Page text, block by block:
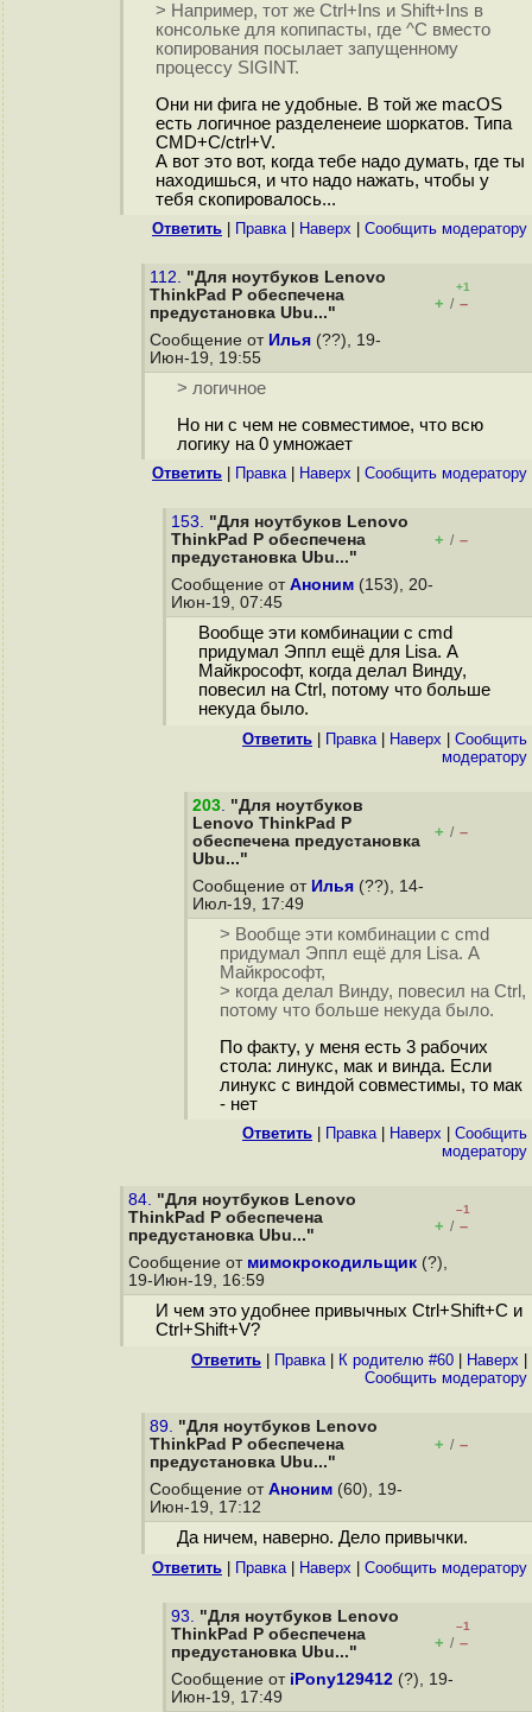
> Например, тот же Ctrl+Ins и Shift+Ins в
консольке для копипасты, где ^C вместо
копирования посылает запущенному
процессу SIGINT.
Они ни фига не удобные. В той же macOS
есть логичное разделенеие шоркатов. Типа
CMD+C/ctrl+V.
А вот это вот, когда тебе надо думать, где ты
находишься, и что надо нажать, чтобы у
тебя скопировалось...
Ответить Правка| Наверх Cообщить модератору
112. "Для ноутбуков Lenovo
ThinkPad P обеспечена
предустановка Ubu..."
+1
+ / –
Сообщение от Илья (??), 19-
Июн-19, 19:55
> логичное
Но ни с чем не совместимое, что всю
логику на 0 умножает
Ответить Правка| Наверх Cообщить модератору
153. "Для ноутбуков Lenovo
ThinkPad P обеспечена
предустановка Ubu..."
+ / –
Сообщение от Аноним (153), 20-
Июн-19, 07:45
Вообще эти комбинации с cmd
придумал Эппл ещё для Lisa. А
Майкрософт, когда делал Винду,
повесил на Ctrl, потому что больше
некуда было.
Ответить Правка| Наверх
Cообщить
модератору
203. "Для ноутбуков
Lenovo ThinkPad P
обеспечена предустановка
Ubu..."
+ / –
Сообщение от Илья (??), 14-
Июл-19, 17:49
> Вообще эти комбинации с cmd
придумал Эппл ещё для Lisa. А
Майкрософт,
> когда делал Винду, повесил на Ctrl,
потому что больше некуда было.
По факту, у меня есть 3 рабочих
стола: линукс, мак и винда. Если
линукс с виндой совместимы, то мак
- нет
Ответить Правка| Наверх
Cообщить
модератору
84. "Для ноутбуков Lenovo
ThinkPad P обеспечена
предустановка Ubu..."
–1
+ / –
Сообщение от мимокрокодильщик (?),
19-Июн-19, 16:59
И чем это удобнее привычных Ctrl+Shift+C и
Ctrl+Shift+V?
Ответить Правка| К родителю #60 Наверх
Cообщить модератору
89. "Для ноутбуков Lenovo
ThinkPad P обеспечена
предустановка Ubu..."
+ / –
Сообщение от Аноним (60), 19-
Июн-19, 17:12
Да ничем, наверно. Дело привычки.
Ответить Правка| Наверх Cообщить модератору
93. "Для ноутбуков Lenovo
ThinkPad P обеспечена
предустановка Ubu..."
–1
+ / –
Сообщение от iPony129412 (?), 19-
Июн-19, 17:49